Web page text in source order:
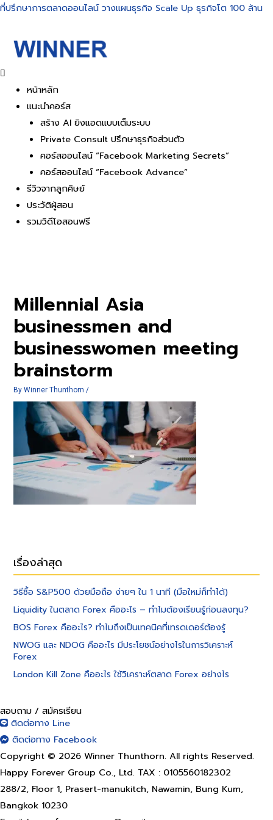
Skip
content
ที่ปรึกษาการตลาดออนไลน์ วางแผนธุรกิจ Scale Up ธุรกิจโต 100 ล้าน
หน้าหลัก
แนะนำคอร์ส
สร้าง AI ยิงแอดแบบเต็มระบบ
Private Consult ปรึกษาธุรกิจส่วนตัว
คอร์สออนไลน์ “Facebook Marketing Secrets”
คอร์สออนไลน์ “Facebook Advance”
รีวิวจากลูกศิษย์
ประวัติผู้สอน
รวมวิดีโอสอนฟรี
Millennial Asia
businessmen and
businesswomen meeting
brainstorm
ByWinner Thunthorn /
เรื่องล่าสุด
วิธีซื้อ S&P500 ด้วยมือถือ ง่ายๆ ใน 1 นาที (มือใหม่ก็ทำได้)
Liquidity ในตลาด Forex คืออะไร – ทำไมต้องเรียนรู้ก่อนลงทุน?
BOS Forex คืออะไร? ทำไมถึงเป็นเทคนิคที่เทรดเดอร์ต้องรู้
NWOG และ NDOG คืออะไร มีประโยชน์อย่างไรในการวิเคราะห์
Forex
London Kill Zone คืออะไร ใช้วิเคราะห์ตลาด Forex อย่างไร
สอบถาม / สมัครเรียน
ติดต่อทาง Line
ติดต่อทาง Facebook
Copyright © 2026 Winner Thunthorn. All rights Reserved.
Happy Forever Group Co., Ltd. TAX : 0105560182302
288/2, Floor 1, Prasert-manukitch, Nawamin, Bung Kum,
Bangkok 10230